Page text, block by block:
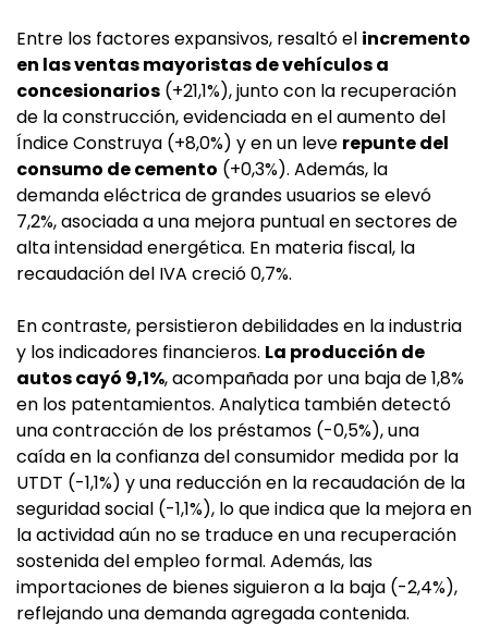
Entre los factores expansivos, resaltó el incremento
en las ventas mayoristas de vehículos a
concesionarios (+21,1%), junto con la recuperación
de la construcción, evidenciada en el aumento del
Índice Construya (+8,0%) y en un leve repunte del
consumo de cemento (+0,3%). Además, la
demanda eléctrica de grandes usuarios se elevó
7,2%, asociada a una mejora puntual en sectores de
alta intensidad energética. En materia fiscal, la
recaudación del IVA creció 0,7%.
En contraste, persistieron debilidades en la industria
y los indicadores financieros. La producción de
autos cayó 9,1%, acompañada por una baja de 1,8%
en los patentamientos. Analytica también detectó
una contracción de los préstamos (-0,5%), una
caída en la confianza del consumidor medida por la
UTDT (-1,1%) y una reducción en la recaudación de la
seguridad social (-1,1%), lo que indica que la mejora en
la actividad aún no se traduce en una recuperación
sostenida del empleo formal. Además, las
importaciones de bienes siguieron a la baja (-2,4%),
reflejando una demanda agregada contenida.